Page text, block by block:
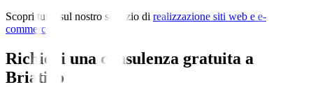
Scopri tutto sul nostro servizio di realizzazione siti web e e-
commerce
Richiedi una consulenza gratuita a
Briatico